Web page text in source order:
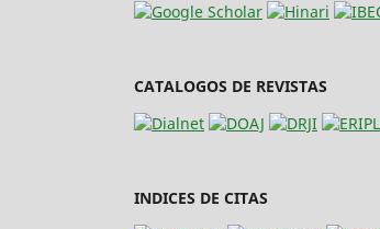
CATALOGOS DE REVISTAS
INDICES DE CITAS